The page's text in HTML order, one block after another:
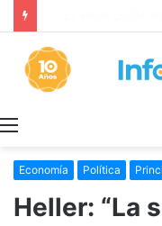
Economía Política
Heller: “La